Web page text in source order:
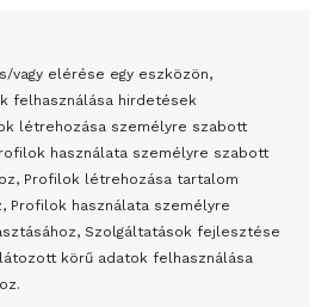
vagy elérése egy eszközön,
felhasználása hirdetések
létrehozása személyre szabott
használata személyre szabott
Profilok létrehozása tartalom
Profilok használata személyre
Szolgáltatások fejlesztése
körű adatok felhasználása
az összecsapások Bahmutnál
Banksy művét miután elégették.
művei szabadon
egyházügyi törvény